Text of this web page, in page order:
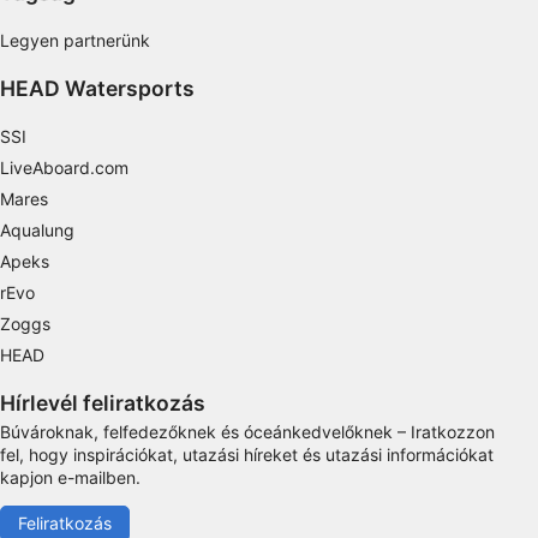
Legyen partnerünk
HEAD Watersports
SSI
LiveAboard.com
Mares
Aqualung
Apeks
rEvo
Zoggs
HEAD
Hírlevél feliratkozás
Búvároknak, felfedezőknek és óceánkedvelőknek – Iratkozzon
fel, hogy inspirációkat, utazási híreket és utazási információkat
kapjon e-mailben.
Feliratkozás
Functional
Advertising